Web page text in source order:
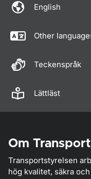
English
Other
Teckenspråk
Lättläst
Om
Transportstyrelsen
hög kvalitet, säkra